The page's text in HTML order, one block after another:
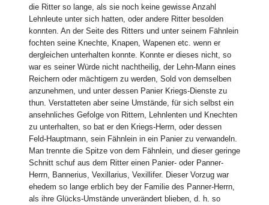
die Ritter so lange, als sie noch keine gewisse Anzahl
Lehnleute unter sich hatten, oder andere Ritter besolden
konnten. An der Seite des Ritters und unter seinem Fähnlein
fochten seine Knechte, Knapen, Wapenen etc. wenn er
dergleichen unterhalten konnte. Konnte er dieses nicht, so
war es seiner Würde nicht nachtheilig, der Lehn-Mann eines
Reichern oder mächtigern zu werden, Sold von demselben
anzunehmen, und unter dessen Panier Kriegs-Dienste zu
thun. Verstatteten aber seine Umstände, für sich selbst ein
ansehnliches Gefolge von Rittern, Lehnlenten und Knechten
zu unterhalten, so bat er den Kriegs-Herrn, oder dessen
Feld-Hauptmann, sein Fähnlein in ein Panier zu verwandeln.
Man trennte die Spitze von dem Fähnlein, und dieser geringe
Schnitt schuf aus dem Ritter einen Panier- oder Panner-
Herrn, Bannerius, Vexillarius, Vexillifer. Dieser Vorzug war
ehedem so lange erblich bey der Familie des Panner-Herrn,
als ihre Glücks-Umstände unverändert blieben, d. h. so